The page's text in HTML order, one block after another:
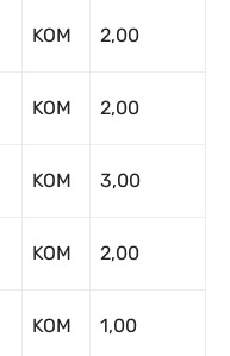
KOM 2,00
KOM 2,00
KOM 3,00
KOM 2,00
KOM 1,00